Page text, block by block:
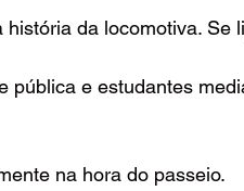
da locomotiva. Se
pública e estudantes
na hora do passeio.